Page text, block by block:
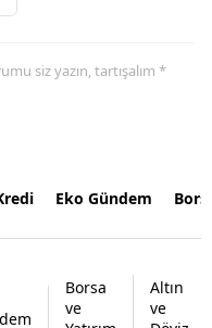
siz yazın, tartışalım *
Eko Gündem
Borsa
ve
Altın
ve